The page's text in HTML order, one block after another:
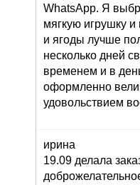
WhatsApp. Я
мягкую игрушку
и ягоды лучше
несколько дней
временем и в
оформленно
удовольствием
ирина
19.09 делала